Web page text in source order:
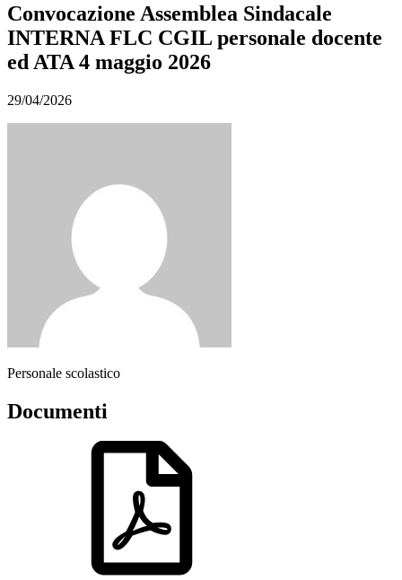
Convocazione Assemblea Sindacale
INTERNA FLC CGIL personale docente
ed ATA 4 maggio 2026
29/04/2026
Personale scolastico
Documenti